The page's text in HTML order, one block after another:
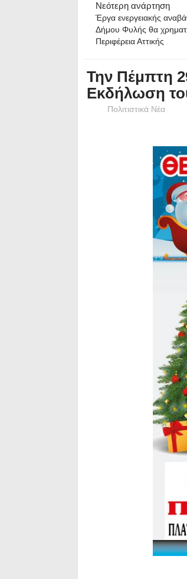
Νεότερη ανάρτηση
Έργα ενεργειακής
Δήμου Φυλής θα
Περιφέρεια Αττικής
Την Πέμπτη
Εκδήλωση
Πολιτιστικά Νέα